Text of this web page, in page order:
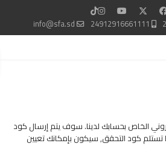
24912916661111
info@sfa.sd
الخاص بحسابك لدينا. سوف يتم إرسال كود
تستلم كود التحقق, سيكون بإمكانك تعيين